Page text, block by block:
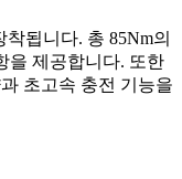
착됩니다. 총 85Nm의
을 제공합니다. 또한
초고속 충전 기능을